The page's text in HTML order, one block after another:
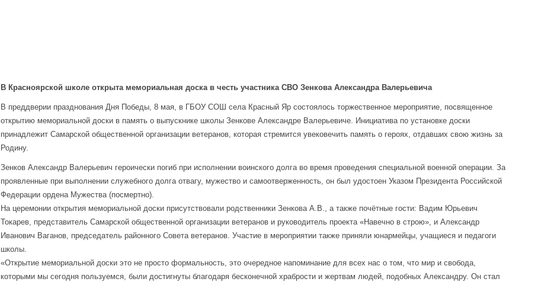
В Красноярской школе открыта мемориальная доска в честь участника СВО Зенкова Александра Валерьевича
В преддверии празднования Дня Победы, 8 мая, в ГБОУ СОШ села Красный Яр состоялось торжественное мероприятие, посвященное
открытию мемориальной доски в память о выпускнике школы Зенкове Александре Валерьевиче. Инициатива по установке доски
принадлежит Самарской общественной организации ветеранов, которая стремится увековечить память о героях, отдавших свою жизнь за
Родину.
Зенков Александр Валерьевич героически погиб при исполнении воинского долга во время проведения специальной военной операции. За
проявленные при выполнении служебного долга отвагу, мужество и самоотверженность, он был удостоен Указом Президента Российской
Федерации ордена Мужества (посмертно).
На церемонии открытия мемориальной доски присутствовали родственники Зенкова А.В., а также почётные гости: Вадим Юрьевич
Токарев, представитель Самарской общественной организации ветеранов и руководитель проекта «Навечно в строю», и Александр
Иванович Ваганов, председатель районного Совета ветеранов. Участие в мероприятии также приняли юнармейцы, учащиеся и педагоги
школы.
«Открытие мемориальной доски это не просто формальность, это очередное напоминание для всех нас о том, что мир и свобода,
которыми мы сегодня пользуемся, были достигнуты благодаря бесконечной храбрости и жертвам людей, подобных Александру. Он стал